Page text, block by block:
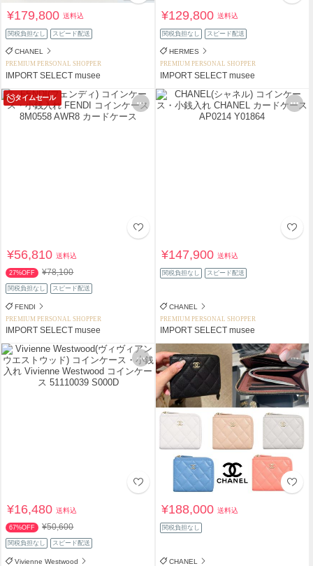
¥179,800送料込
関税負担なし スピード配送
CHANEL
PREMIUM PERSONAL SHOPPER
IMPORT SELECT musee
¥129,800送料込
関税負担なし スピード配送
HERMES
PREMIUM PERSONAL SHOPPER
IMPORT SELECT musee
タイムセール
¥56,810送料込
27%OFF ¥78,100
関税負担なし スピード配送
FENDI
PREMIUM PERSONAL SHOPPER
IMPORT SELECT musee
¥147,900送料込
関税負担なし スピード配送
CHANEL
PREMIUM PERSONAL SHOPPER
IMPORT SELECT musee
¥16,480送料込
67%OFF ¥50,600
関税負担なし スピード配送
Vivienne Westwood
¥188,000送料込
関税負担なし
CHANEL